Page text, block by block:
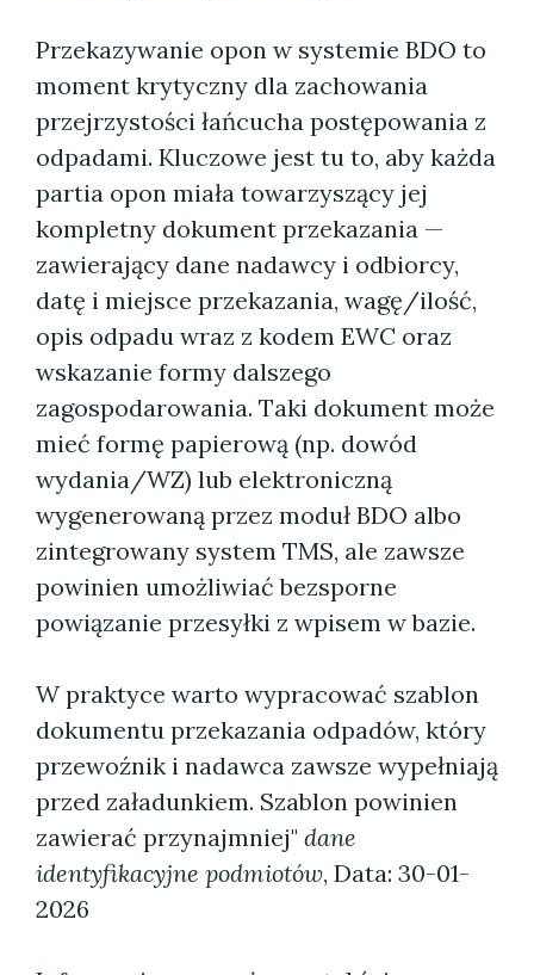
Przekazywanie opon w systemie BDO to
moment krytyczny dla zachowania
przejrzystości łańcucha postępowania z
odpadami. Kluczowe jest tu to, aby każda
partia opon miała towarzyszący jej
kompletny dokument przekazania —
zawierający dane nadawcy i odbiorcy,
datę i miejsce przekazania, wagę/ilość,
opis odpadu wraz z kodem EWC oraz
wskazanie formy dalszego
zagospodarowania. Taki dokument może
mieć formę papierową (np. dowód
wydania/WZ) lub elektroniczną
wygenerowaną przez moduł BDO albo
zintegrowany system TMS, ale zawsze
powinien umożliwiać bezsporne
powiązanie przesyłki z wpisem w bazie.
W praktyce warto wypracować szablon
dokumentu przekazania odpadów, który
przewoźnik i nadawca zawsze wypełniają
przed załadunkiem. Szablon powinien
zawierać przynajmniej" dane
identyfikacyjne podmiotów, Data: 30-01-
2026